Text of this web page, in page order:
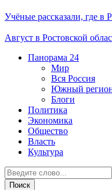
Учёные рассказали, где в
Август в Ростовской
Панорама 24
Мир
Вся Россия
Южный
Блоги
Политика
Экономика
Общество
Власть
Культура